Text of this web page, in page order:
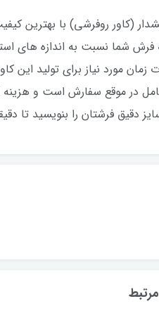
در موقع سفارش است و
دقیق فرشتان را بنویسید تا